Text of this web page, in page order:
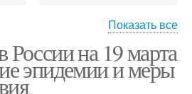
Ситуация с
образовательными
учреждениями
Показать все
России на 19 марта
эпидемии и меры